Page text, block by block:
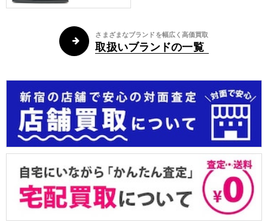
さまざまなブランドを幅広く高価買取
取扱いブランドの一覧